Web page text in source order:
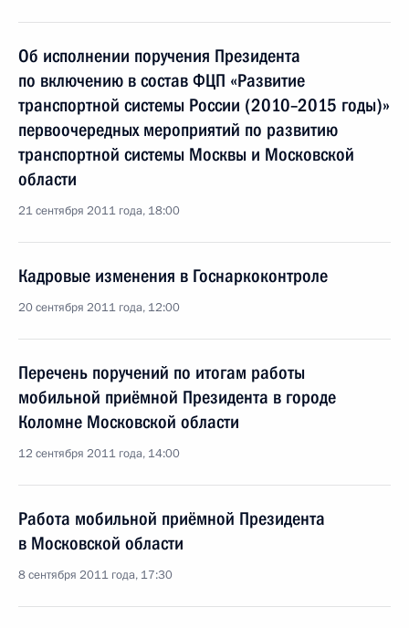
Об исполнении поручения Президента
по включению в состав ФЦП «Развитие
транспортной системы России (2010–2015 годы)»
первоочередных мероприятий по развитию
транспортной системы Москвы и Московской
области
21 сентября 2011 года, 18:00
Кадровые изменения в Госнаркоконтроле
20 сентября 2011 года, 12:00
Перечень поручений по итогам работы
мобильной приёмной Президента в городе
Коломне Московской области
12 сентября 2011 года, 14:00
Работа мобильной приёмной Президента
в Московской области
8 сентября 2011 года, 17:30